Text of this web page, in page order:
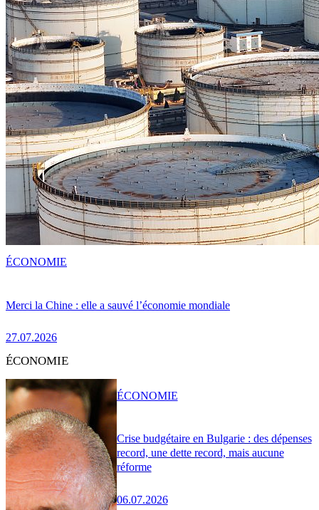
Merci la Chine : elle a sauvé l’économie mondiale
27.07.2026
ÉCONOMIE
ÉCONOMIE
Crise budgétaire en Bulgarie : des dépenses
record, une dette record, mais aucune
réforme
06.07.2026
ÉCONOMIE